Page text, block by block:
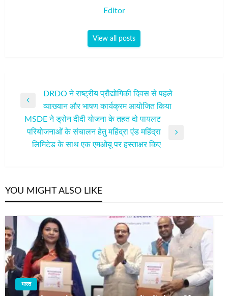
Editor
View all posts
नेविगेशन
Previous
Post
DRDO ने राष्ट्रीय प्रौद्योगिकी दिवस से पहले
व्याख्यान और भाषण कार्यक्रम आयोजित किया
MSDE ने ड्रोन दीदी योजना के तहत दो पायलट
परियोजनाओं के संचालन हेतु महिंद्रा एंड महिंद्रा
लिमिटेड के साथ एक एमओयू पर हस्ताक्षर किए
YOU MIGHT ALSO LIKE
भारत